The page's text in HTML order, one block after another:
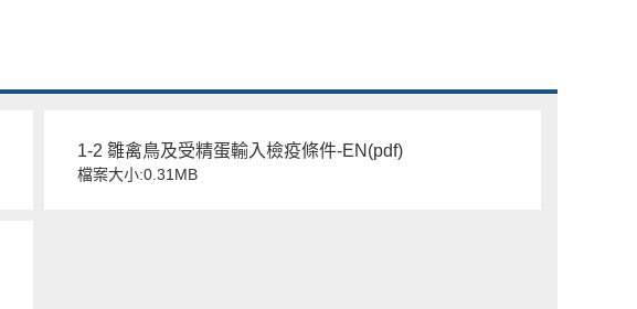
1-2 雛禽鳥及受精蛋輸入檢疫條件-EN(pdf)
檔案大小:0.31MB